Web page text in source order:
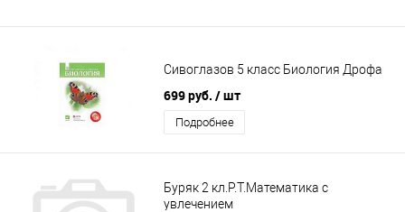
Сивоглазов 5 класс Биология Дрофа
699 руб. / шт
Подробнее
Буряк 2 кл.Р.Т.Математика с
увлечением